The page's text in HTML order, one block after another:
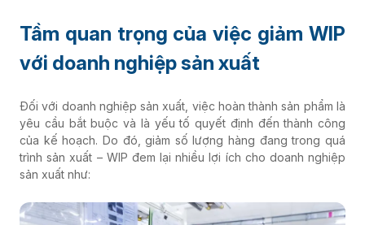
Tầm quan trọng của việc giảm WIP
với doanh nghiệp sản xuất
Đối với doanh nghiệp sản xuất, việc hoàn thành sản phẩm là
yêu cầu bắt buộc và là yếu tố quyết định đến thành công
của kế hoạch. Do đó, giảm số lượng hàng đang trong quá
trình sản xuất – WIP đem lại nhiều lợi ích cho doanh nghiệp
sản xuất như: